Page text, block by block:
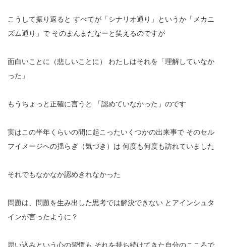
こうして振り返ると すべてが「シナリオ通り」というか「メカニ
ズム通り」で そのまんまだなーと笑えるのですが
面白いことに（悲しいことに）
わたしはそれを「理解していなか
った」
もうちょっと正確に言うと 「認めていなかった」のです
実はこの半年くらいの間に起こったいくつかの出来事で そのセル
フイメージへの揺らぎ（気づき）は 何度も何度も訪れていました
それでもなかなか認めきれなかった
問題は、問題を生み出した思考では解決できない とアインシュタ
インが言ったように？
思い込みという心の習慣も それを持ち続けてきた自分のこころで